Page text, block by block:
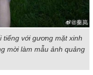
tiếng với gương mặt xinh
mời làm mẫu ảnh quảng